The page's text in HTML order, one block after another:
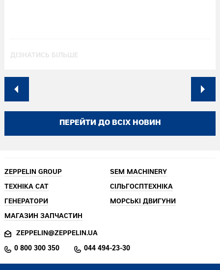
ДІЗНАТИСЬ БІЛЬШЕ
ПЕРЕЙТИ ДО ВСІХ НОВИН
ZEPPELIN GROUP SEM MACHINERY
ТЕХНІКА CAT СІЛЬГОСПТЕХНІКА
ГЕНЕРАТОРИ МОРСЬКІ ДВИГУНИ
МАГАЗИН ЗАПЧАСТИН
ZEPPELIN@ZEPPELIN.UA
0 800 300 350 044 494-23-30